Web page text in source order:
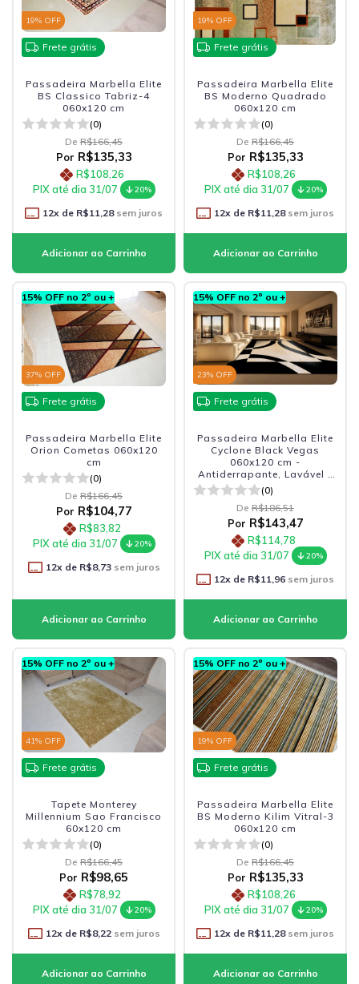
19% OFF
Frete grátis
Passadeira Marbella Elite
BS Classico Tabriz-4
060x120 cm
(0)
De R$166,45
Por R$135,33
R$108,26
PIX até dia 31/07
20%
12x de R$11,28sem juros
19% OFF
Frete grátis
Passadeira Marbella Elite
BS Moderno Quadrado
060x120 cm
(0)
De R$166,45
Por R$135,33
R$108,26
PIX até dia 31/07
20%
12x de R$11,28sem juros
15% OFF no 2º ou +
37% OFF
Frete grátis
Passadeira Marbella Elite
Orion Cometas 060x120
cm
(0)
De R$166,45
Por R$104,77
R$83,82
PIX até dia 31/07
20%
12x de R$8,73sem juros
15% OFF no 2º ou +
23% OFF
Frete grátis
Passadeira Marbella Elite
Cyclone Black Vegas
060x120 cm -
Antiderrapante, Lavável e
Sofisticada
(0)
De R$186,51
Por R$143,47
R$114,78
PIX até dia 31/07
20%
12x de R$11,96 sem juros
15% OFF no 2º ou +
41% OFF
Frete grátis
Tapete Monterey
Millennium Sao Francisco
60x120 cm
(0)
De R$166,45
Por R$98,65
R$78,92
PIX até dia 31/07
20%
12x de R$8,22sem juros
15% OFF no 2º ou +
19% OFF
Frete grátis
Passadeira Marbella Elite
BS Moderno Kilim Vitral-3
060x120 cm
(0)
De R$166,45
Por R$135,33
R$108,26
PIX até dia 31/07
20%
12x de R$11,28sem juros